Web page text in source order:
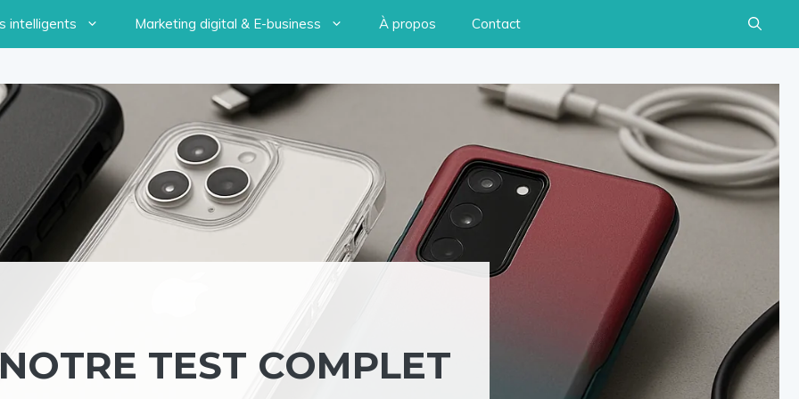
intelligents Marketing digital & E-business À propos Contact
TEST COMPLET